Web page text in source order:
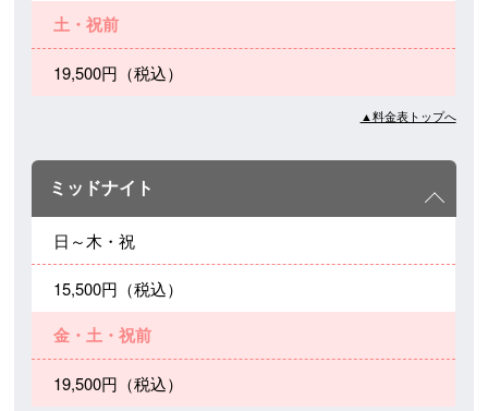
土・祝前
19,500円（税込）
▲料金表トップへ
ミッドナイト
日～木・祝
15,500円（税込）
金・土・祝前
19,500円（税込）